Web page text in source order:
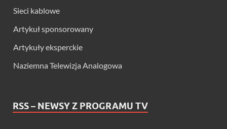
Sieci kablowe
Artykuł sponsorowany
Artykuły eksperckie
Naziemna Telewizja Analogowa
RSS – NEWSY Z PROGRAMU TV